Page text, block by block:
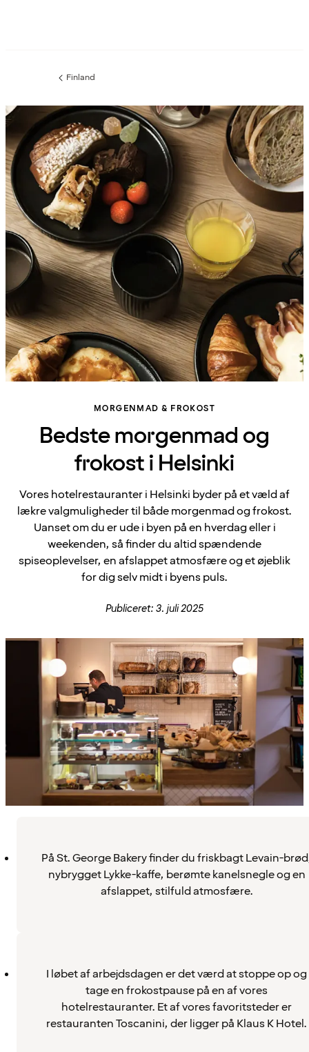
Forrige
:
Finland
MORGENMAD & FROKOST
Bedste morgenmad og
frokost i Helsinki
Vores hotelrestauranter i Helsinki byder på et væld af
lækre valgmuligheder til både morgenmad og frokost.
Uanset om du er ude i byen på en hverdag eller i
weekenden, så finder du altid spændende
spiseoplevelser, en afslappet atmosfære og et øjeblik
for dig selv midt i byens puls.
Publiceret: 3. juli 2025
På St. George Bakery finder du friskbagt Levain-
nybrygget Lykke-kaffe, berømte kanelsnegle og en
afslappet, stilfuld atmosfære.
I løbet af arbejdsdagen er det værd at stoppe op og
tage en frokostpause på en af vores
hotelrestauranter. Et af vores favoritsteder er
restauranten Toscanini, der ligger på Klaus K Hotel.